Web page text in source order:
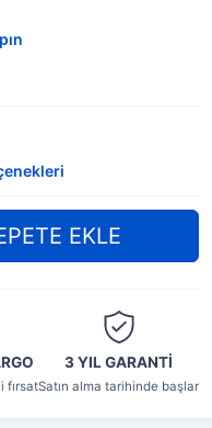
fırsat
3 YILGARANTİ
Satın alma tarihinde başlar